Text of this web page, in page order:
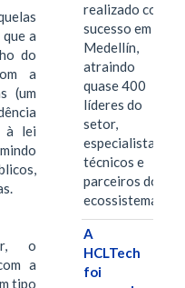
a
do
a
(um
à lei
o
a
tipo
realizado com
sucesso em
Medellín,
atraindo
quase 400
líderes do
setor,
especialistas
técnicos e
parceiros do
ecossistema.…
A
HCLTech
foi